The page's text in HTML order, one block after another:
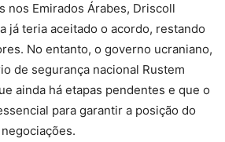
nos Emirados Árabes, Driscoll
já teria aceitado o acordo, restando
No entanto, o governo ucraniano,
de segurança nacional Rustem
ainda há etapas pendentes e que o
para garantir a posição do